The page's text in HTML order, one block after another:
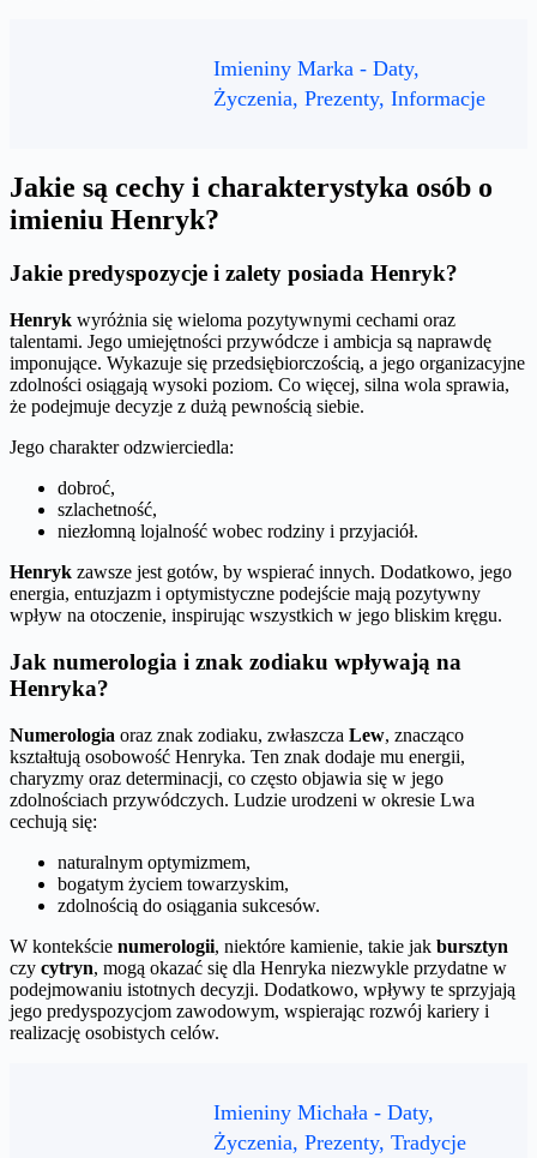
Imieniny Marka - Daty,
Życzenia, Prezenty, Informacje
Jakie są cechy i charakterystyka osób o
imieniu Henryk?
Jakie predyspozycje i zalety posiada Henryk?
Henryk wyróżnia się wieloma pozytywnymi cechami oraz
talentami. Jego umiejętności przywódcze i ambicja są naprawdę
imponujące. Wykazuje się przedsiębiorczością, a jego organizacyjne
zdolności osiągają wysoki poziom. Co więcej, silna wola sprawia,
że podejmuje decyzje z dużą pewnością siebie.
Jego charakter odzwierciedla:
dobroć,
szlachetność,
niezłomną lojalność wobec rodziny i przyjaciół.
Henryk zawsze jest gotów, by wspierać innych. Dodatkowo, jego
energia, entuzjazm i optymistyczne podejście mają pozytywny
wpływ na otoczenie, inspirując wszystkich w jego bliskim kręgu.
Jak numerologia i znak zodiaku wpływają na
Henryka?
Numerologia oraz znak zodiaku, zwłaszcza Lew, znacząco
kształtują osobowość Henryka. Ten znak dodaje mu energii,
charyzmy oraz determinacji, co często objawia się w jego
zdolnościach przywódczych. Ludzie urodzeni w okresie Lwa
cechują się:
naturalnym optymizmem,
bogatym życiem towarzyskim,
zdolnością do osiągania sukcesów.
W kontekście numerologii, niektóre kamienie, takie jak bursztyn
czy cytryn, mogą okazać się dla Henryka niezwykle przydatne w
podejmowaniu istotnych decyzji. Dodatkowo, wpływy te sprzyjają
jego predyspozycjom zawodowym, wspierając rozwój kariery i
realizację osobistych celów.
Imieniny Michała - Daty,
Życzenia, Prezenty, Tradycje